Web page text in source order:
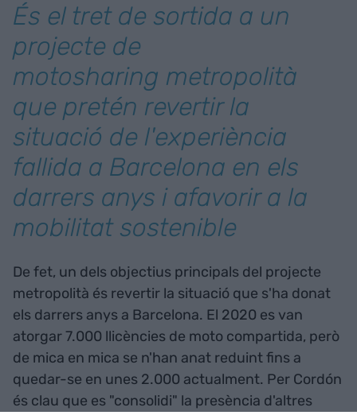
És el tret de sortida a un
projecte de
motosharing metropolità
que pretén revertir la
situació de l'experiència
fallida a Barcelona en els
darrers anys i afavorir a la
mobilitat sostenible
De fet, un dels objectius principals del projecte
metropolità és revertir la situació que s'ha donat
els darrers anys a Barcelona. El 2020 es van
atorgar 7.000 llicències de moto compartida, però
de mica en mica se n'han anat reduint fins a
quedar-se en unes 2.000 actualment. Per Cordón
és clau que es "consolidi" la presència d'altres